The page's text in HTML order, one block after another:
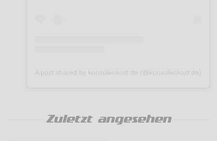
Zuletzt angesehen